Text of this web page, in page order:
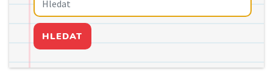
HLEDAT